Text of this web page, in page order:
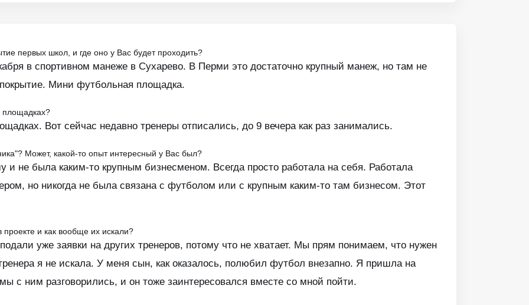
первых школ, и где оно у Вас будет проходить?
в спортивном манеже в Сухарево. В Перми это достаточно крупный манеж, но там не
Мини футбольная площадка.
площадках?
Вот сейчас недавно тренеры отписались, до 9 вечера как раз занимались.
Может, какой-то опыт интересный у Вас был?
и не была каким-то крупным бизнесменом. Всегда просто работала на себя. Работала
но никогда не была связана с футболом или с крупным каким-то там бизнесом. Этот
и как вообще их искали?
уже заявки на других тренеров, потому что не хватает. Мы прям понимаем, что нужен
я не искала. У меня сын, как оказалось, полюбил футбол внезапно. Я пришла на
с ним разговорились, и он тоже заинтересовался вместе со мной пойти.